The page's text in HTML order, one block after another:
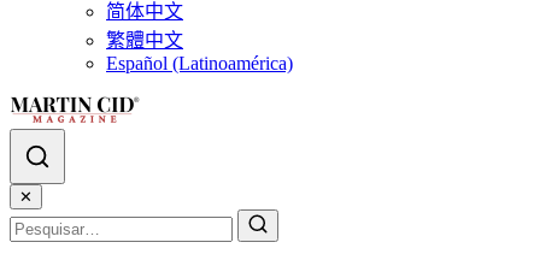
简体中文
繁體中文
Español (Latinoamérica)
✕